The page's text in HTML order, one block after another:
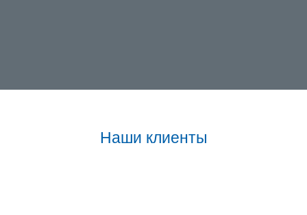
Наши клиенты